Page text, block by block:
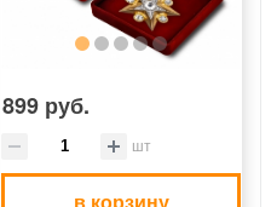
899 руб.
шт
в корзину